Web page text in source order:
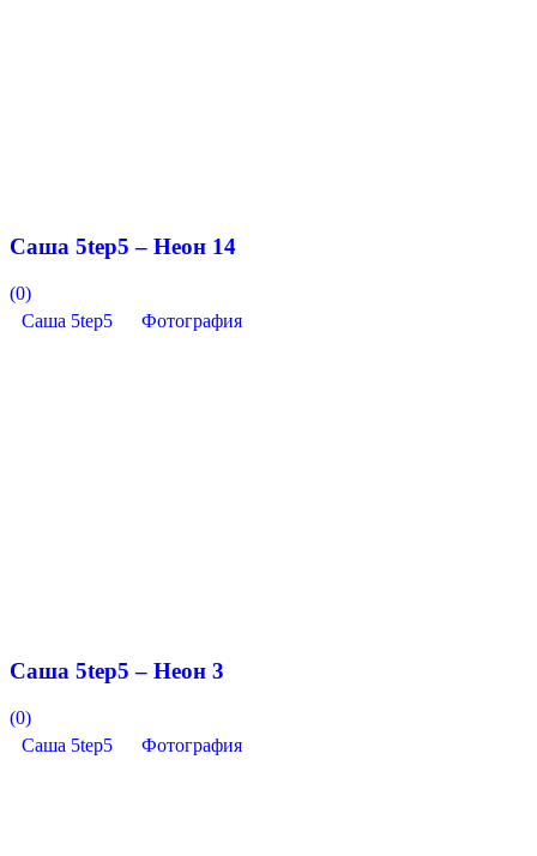
Саша 5tep5 – Неон 14
(0)
Саша 5tep5
Фотография
Саша 5tep5 – Неон 3
(0)
Саша 5tep5
Фотография